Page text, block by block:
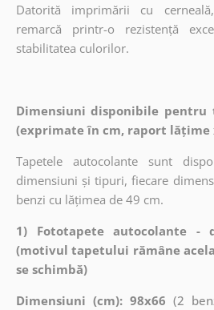
Datorită imprimării cu
remarcă printr-o rezistență
stabilitatea culorilor.
Dimensiuni disponibile pentru
(exprimate în cm, raport lățime
Tapetele autocolante sunt
dimensiuni și tipuri, fiecare
benzi cu lățimea de 49 cm.
1) Fototapete autocolante -
(motivul tapetului rămâne
se schimbă)
Dimensiuni (cm): 98x66 (2